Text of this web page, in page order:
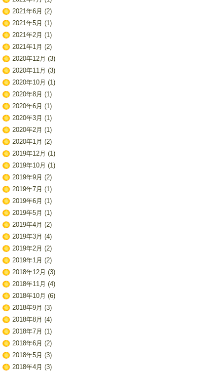
2021年6月 (2)
2021年5月 (1)
2021年2月 (1)
2021年1月 (2)
2020年12月 (3)
2020年11月 (3)
2020年10月 (1)
2020年8月 (1)
2020年6月 (1)
2020年3月 (1)
2020年2月 (1)
2020年1月 (2)
2019年12月 (1)
2019年10月 (1)
2019年9月 (2)
2019年7月 (1)
2019年6月 (1)
2019年5月 (1)
2019年4月 (2)
2019年3月 (4)
2019年2月 (2)
2019年1月 (2)
2018年12月 (3)
2018年11月 (4)
2018年10月 (6)
2018年9月 (3)
2018年8月 (4)
2018年7月 (1)
2018年6月 (2)
2018年5月 (3)
2018年4月 (3)